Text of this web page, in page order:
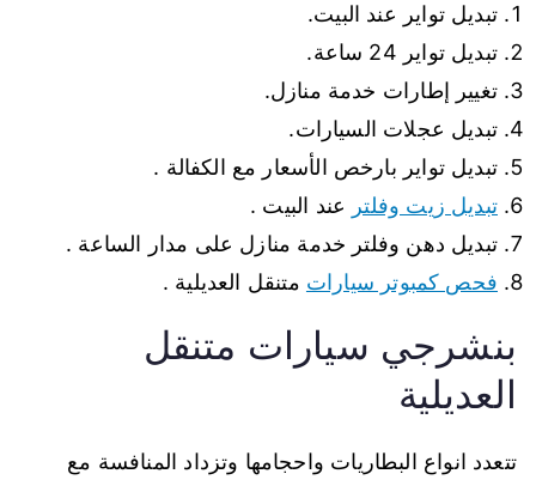
تبديل تواير عند البيت.
تبديل تواير 24 ساعة.
تغيير إطارات خدمة منازل.
تبديل عجلات السيارات.
تبديل تواير بارخص الأسعار مع الكفالة .
تبديل زيت وفلتر عند البيت .
تبديل دهن وفلتر خدمة منازل على مدار الساعة .
فحص كمبوتر سيارات متنقل العديلية .
بنشرجي سيارات متنقل
العديلية
تتعدد انواع البطاريات واحجامها وتزداد المنافسة مع